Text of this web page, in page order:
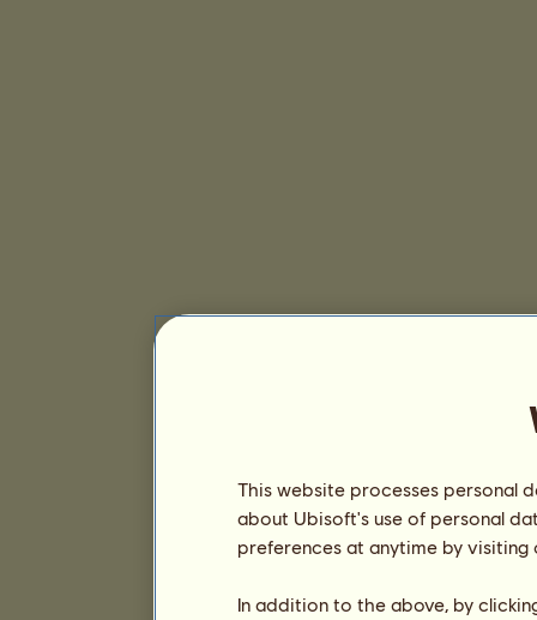
This website processes personal
about Ubisoft's use of personal
preferences at anytime by
In addition to the above, by